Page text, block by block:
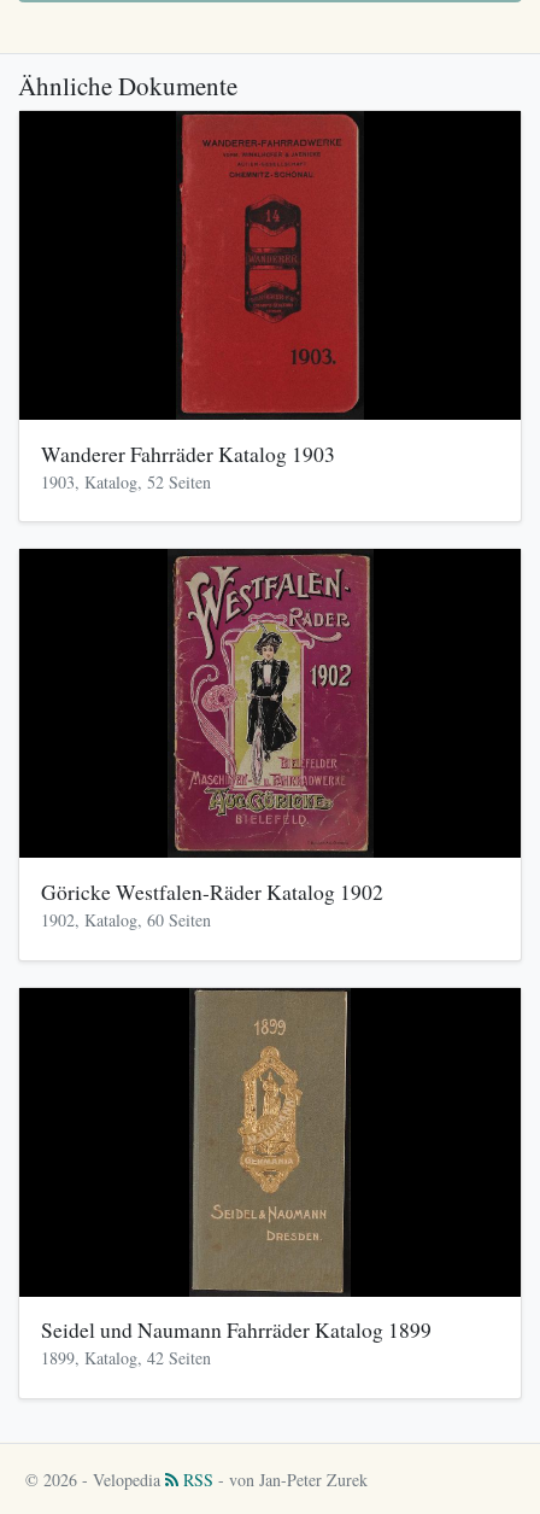
Ähnliche Dokumente
Wanderer Fahrräder Katalog 1903
1903, Katalog, 52 Seiten
Göricke Westfalen-Räder Katalog 1902
1902, Katalog, 60 Seiten
Seidel und Naumann Fahrräder Katalog 1899
1899, Katalog, 42 Seiten
© 2026 - Velopedia RSS - von Jan-Peter Zurek